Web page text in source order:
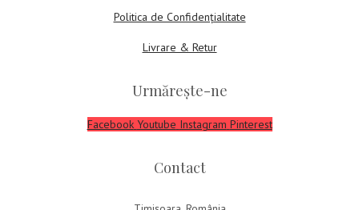
Politica de Confidențialitate
Livrare & Retur
Urmărește-ne
Facebook Youtube Instagram Pinterest
Contact